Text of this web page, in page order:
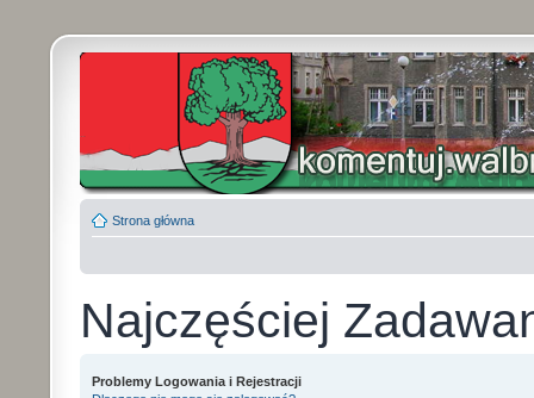
Strona główna
Najczęściej
Problemy Logowania i Rejestracji